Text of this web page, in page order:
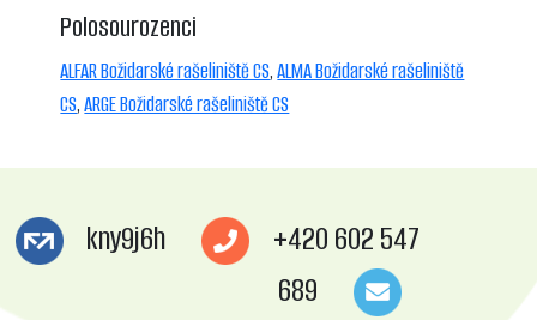
Polosourozenci
ALFAR Božidarské rašeliniště CS,ALMA Božidarské rašeliniště
CS,ARGE Božidarské rašeliniště CS
kny9j6h
+420 602 547
689